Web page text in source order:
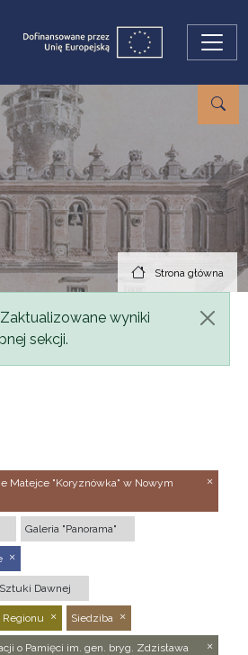
Strona główna
wyniki
sekcji.
Matejce "Koryznówka" w Nowym
Galeria "Panorama"
Dawnej
Regionu Siedziba
o Pamięci im. gen. bryg. Zdzisława